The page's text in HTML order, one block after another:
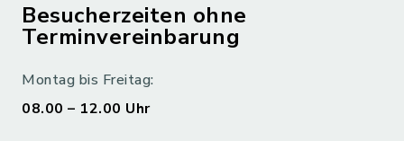
Besucherzeiten ohne
Terminvereinbarung
Montag bis Freitag:
08.00 – 12.00 Uhr